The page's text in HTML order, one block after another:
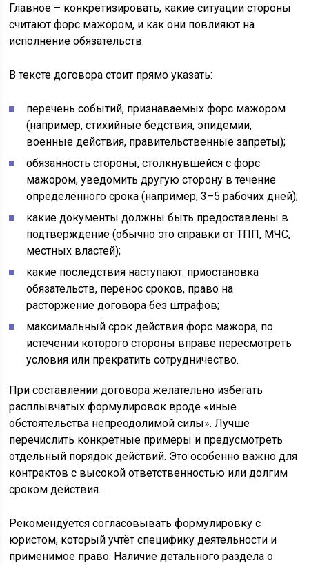
Главное – конкретизировать, какие ситуации стороны
считают форс мажором, и как они повлияют на
исполнение обязательств.
В тексте договора стоит прямо указать:
перечень событий, признаваемых форс мажором
(например, стихийные бедствия, эпидемии,
военные действия, правительственные запреты);
обязанность стороны, столкнувшейся с форс
мажором, уведомить другую сторону в течение
определённого срока (например, 3–5 рабочих дней);
какие документы должны быть предоставлены в
подтверждение (обычно это справки от ТПП, МЧС,
местных властей);
какие последствия наступают: приостановка
обязательств, перенос сроков, право на
расторжение договора без штрафов;
максимальный срок действия форс мажора, по
истечении которого стороны вправе пересмотреть
условия или прекратить сотрудничество.
При составлении договора желательно избегать
расплывчатых формулировок вроде «иные
обстоятельства непреодолимой силы». Лучше
перечислить конкретные примеры и предусмотреть
отдельный порядок действий. Это особенно важно для
контрактов с высокой ответственностью или долгим
сроком действия.
Рекомендуется согласовывать формулировку с
юристом, который учтёт специфику деятельности и
применимое право. Наличие детального раздела о